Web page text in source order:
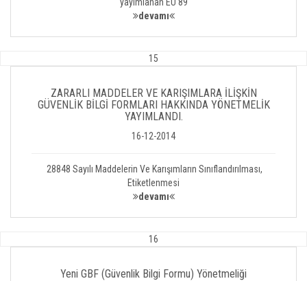
devamı
15
ZARARLI MADDELER VE KARIŞIMLARA İLİŞKİN
GÜVENLİK BİLGİ FORMLARI HAKKINDA YÖNETMELİK
YAYIMLANDI.
16-12-2014
28848 Sayılı Maddelerin Ve Karışımların Sınıflandırılması,
Etiketlenmesi
devamı
16
Yeni GBF (Güvenlik Bilgi Formu) Yönetmeliği